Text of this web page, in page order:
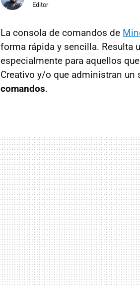
Editor
La consola de comandos de
forma rápida y sencilla. Resulta
especialmente para aquellos
Creativo y/o que administran un
comandos.